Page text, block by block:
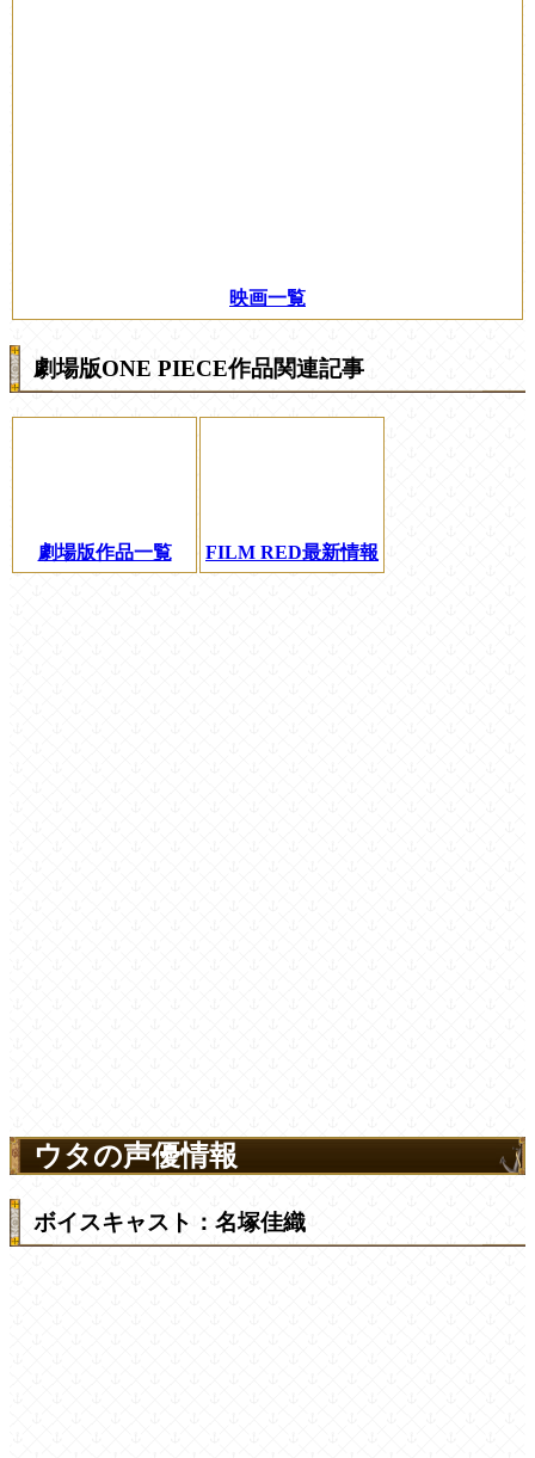
映画一覧
劇場版ONE PIECE作品関連記事
劇場版作品一覧 FILM RED最新情報
ウタの声優情報
ボイスキャスト：名塚佳織